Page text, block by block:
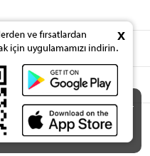
düzenlemelere uygun çerezler
ve Çerez Politikası
x